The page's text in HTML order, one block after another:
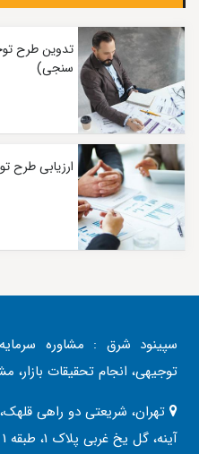
تدوین طرح
سنجی)
ارزیابی طرح
سپینود شرق : مشاوره
توجیهی، انجام تحقیقات بازار،
تهران، شریعتی دو راهی قلهک،